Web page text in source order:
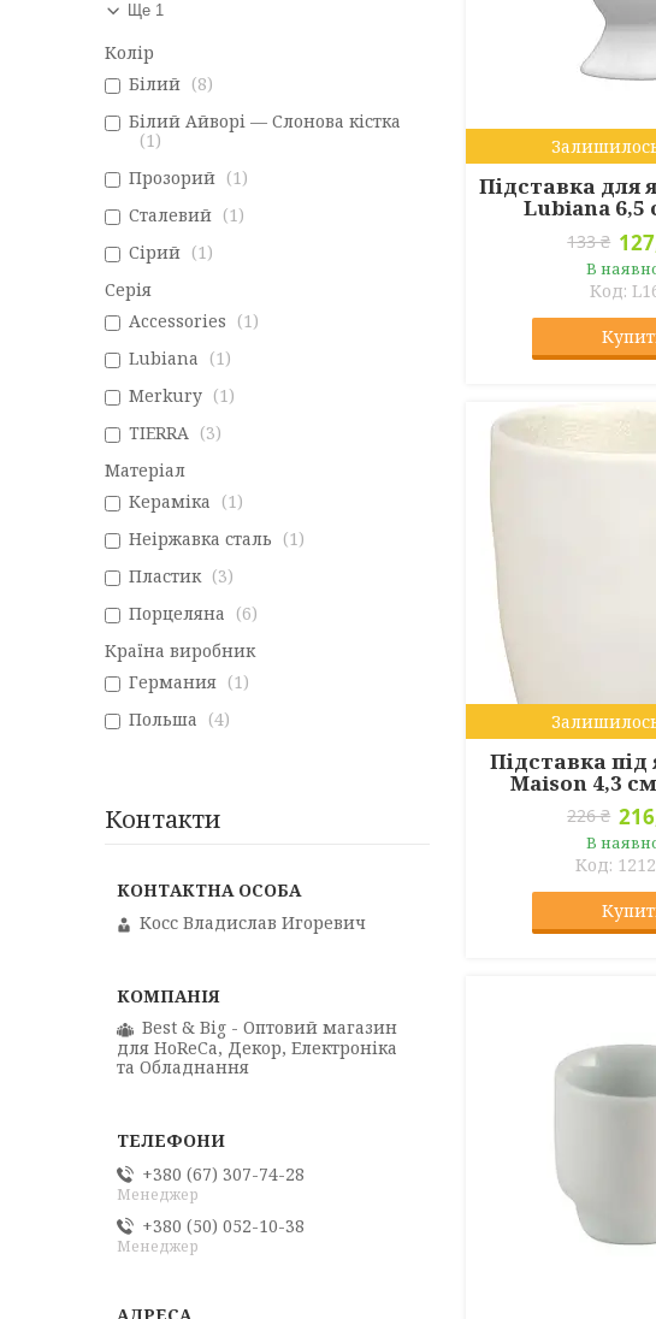
Підставка для
Lubiana 6,5
133 ₴
В
Підставка під
Maison 4,3
226 ₴
В
Ще 1
Колір
Білий
8
Білий Айворі — Слонова кістка
1
Прозорий
1
Сталевий
1
Сірий
1
Серія
Accessories
1
Lubiana
1
Merkury
1
TIERRA
3
Матеріал
Кераміка
1
Неіржавка сталь
1
Пластик
3
Порцеляна
6
Країна виробник
Германия
1
Польша
4
Контакти
Косс Владислав Игоревич
Best & Big - Оптовий магазин
для HoReCa, Декор, Електроніка
та Обладнання
+380 (67) 307-74-28
Менеджер
+380 (50) 052-10-38
Менеджер